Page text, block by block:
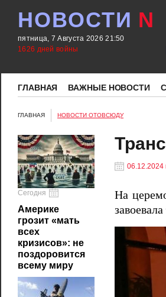
НОВОСТИ N
пятница, 7 Августа 2026 21:50
1626 дней войны
ГЛАВНАЯ ВАЖНЫЕ НОВОСТИ
ГЛАВНАЯ НОВОСТИ ОТОВСЮДУ
Сегодня
Америке
грозит «мать
всех
кризисов»: не
поздоровится
всему миру
06.12.2024
На